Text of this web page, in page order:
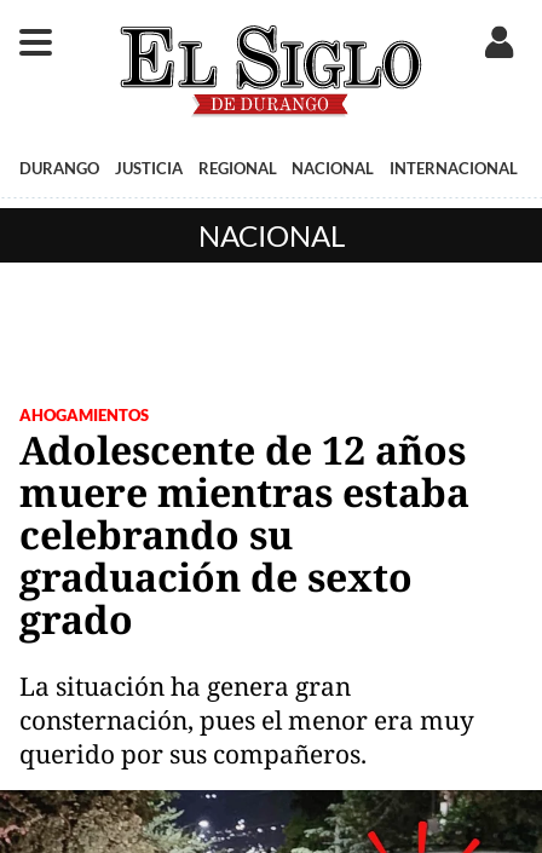
DURANGO JUSTICIA REGIONAL NACIONAL INTERNACIONAL
NACIONAL
AHOGAMIENTOS
Adolescente de 12 años
muere mientras estaba
celebrando su
graduación de sexto
grado
La situación ha genera gran
consternación, pues el menor era muy
querido por sus compañeros.